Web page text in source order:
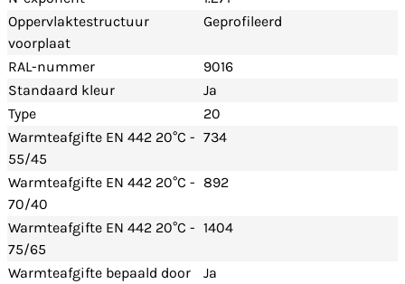
Oppervlaktestructuur
voorplaat
Geprofileerd
RAL-nummer
9016
Standaard kleur
Ja
Type
20
Warmteafgifte EN 442 20°C -
55/45
734
Warmteafgifte EN 442 20°C -
70/40
892
Warmteafgifte EN 442 20°C -
75/65
1404
Warmteafgifte bepaald door
Ja